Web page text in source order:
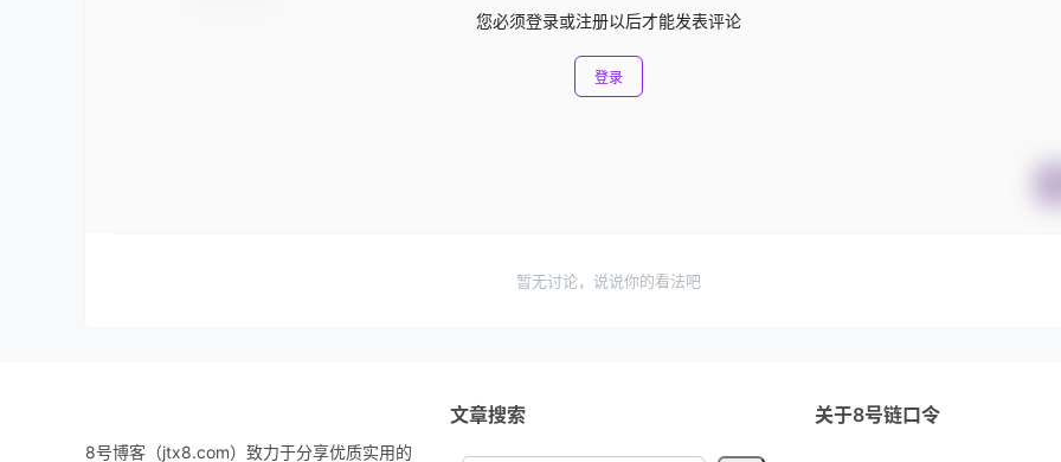
您必须登录或注册以后才能发表评论
登录
暂无讨论，说说你的看法吧
8号博客（jtx8.com）致力于分享优质实用的
文章搜索 关于8号链口令